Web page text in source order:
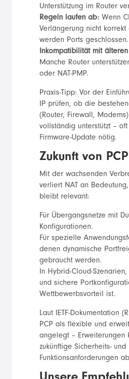
Unterstützung im Router
Regeln laufen ab:Wenn
Verlängerung nicht korrekt
werden Ports geschlossen.
Inkompatibilität mit
Manche Router
oder NAT-PMP.
Praxis-Tipp: Vor der
IP prüfen, ob die
(Router, Firewall,
vollständig unterstützt –
Firmware-Update nötig.
Zukunft von
Mit der wachsenden
verliert NAT an
bleibt relevant:
Für Übergangsnetze mit
Konfigurationen.
Für spezielle
denen dynamische
gebraucht werden.
In Hybrid-Cloud-
und sichere
Wettbewerbsvorteil ist.
Laut IETF-Dokumentation
PCP als flexible und
angelegt – Erweiterungen
zukünftige Sicherheits- und
Funktionsanforderungen